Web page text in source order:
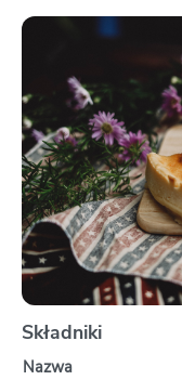
Składniki
Nazwa